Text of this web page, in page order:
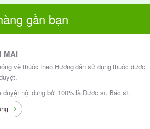
gần bạn
MAI
về thuốc theo Hướng dẫn sử dụng thuốc được
duyệt nội dung bởi 100% là Dược sĩ, Bác sĩ.